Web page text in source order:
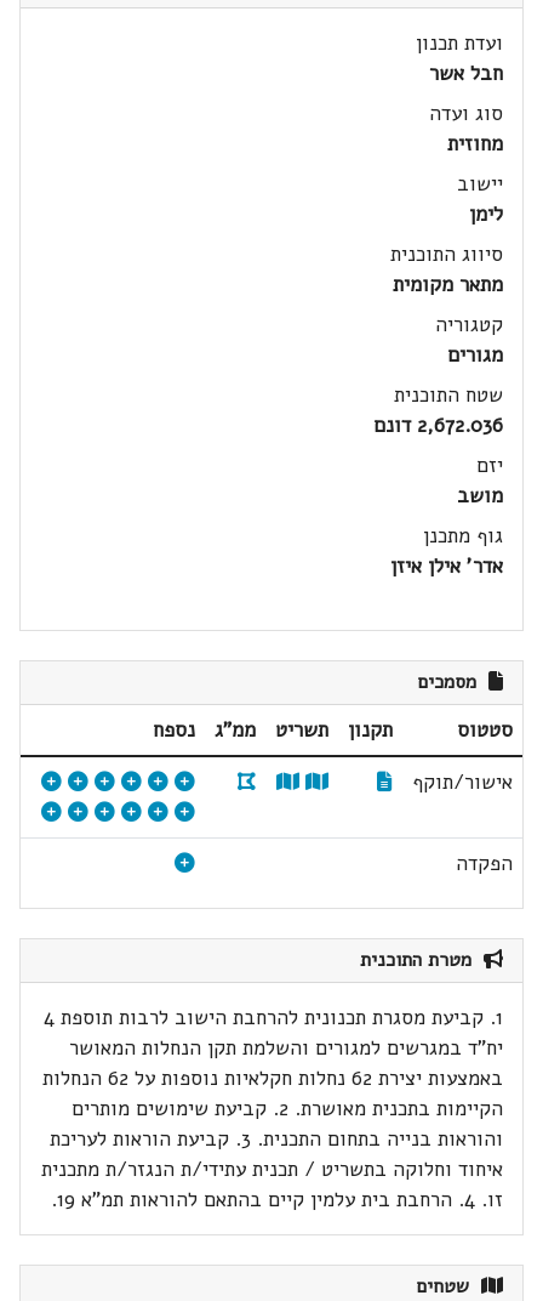
ועדת תכנון
חבל אשר
סוג ועדה
מחוזית
יישוב
לימן
סיווג התוכנית
מתאר מקומית
קטגוריה
מגורים
שטח התוכנית
2,672.036 דונם
יזם
מושב
גוף מתכנן
אדר' אילן איזן
מסמכים
סטטוס תקנון תשריט ממ"ג
נספח
אישור/תוקף
הפקדה
מטרת התוכנית
1. קביעת מסגרת תכנונית להרחבת הישוב לרבות תוספת 4
יח"ד במגרשים למגורים והשלמת תקן הנחלות המאושר
באמצעות יצירת 62 נחלות חקלאיות נוספות על 62 הנחלות
הקיימות בתכנית מאושרת. 2. קביעת שימושים מותרים
והוראות בנייה בתחום התכנית. 3. קביעת הוראות לעריכת
איחוד וחלוקה בתשריט / תכנית עתידי/ת הנגזר/ת מתכנית
זו. 4. הרחבת בית עלמין קיים בהתאם להוראות תמ"א 19.
שטחים